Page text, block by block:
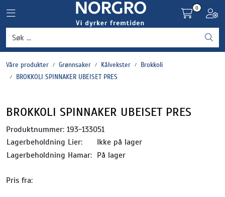
Toggle navigation
0
Våre produkter Grønnsaker Kålvekster
Brokkoli
BROKKOLI SPINNAKER UBEISET PRES
BROKKOLI SPINNAKER UBEISET PRES
Produktnummer: 193-133051
Lagerbeholdning Lier:
Ikke på lager
Lagerbeholdning Hamar: På lager
Pris fra:
Grønnsaker
Settepotet og setteløk
Plantevern og nyttedyr
Blomster, potter og brett
Driftsmidler